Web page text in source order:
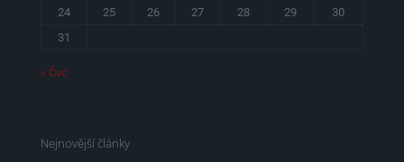
24
25 26 27 28 29
30
31
« Čvc
Nejnovější články